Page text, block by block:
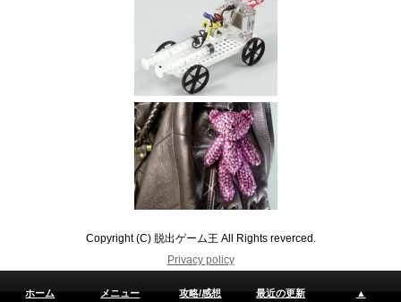
Copyright (C) 脱出ゲーム王 All Rights reverced.
Privacy policy
ホーム メニュー 攻略/感想 最近の更新 ▲